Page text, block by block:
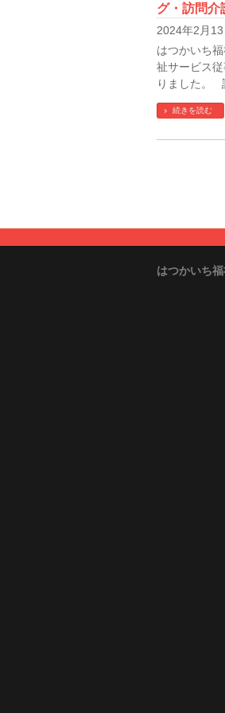
グ・訪問介
2024年2月13
はつかいち
祉サービス
りました。
続きを読む
はつかいち